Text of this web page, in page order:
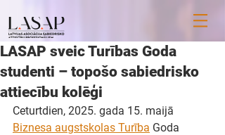
LASAP sveic Turības Goda
studenti – topošo sabiedrisko
attiecību kolēģi
Ceturtdien, 2025. gada 15. maijā
Biznesa augstskolas Turība Goda